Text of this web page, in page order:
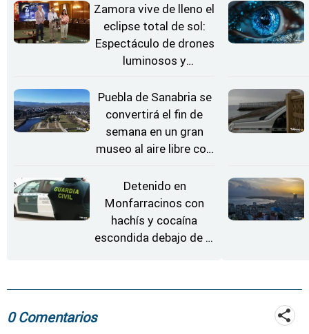
Zamora vive de lleno el
eclipse total de sol:
Espectáculo de drones
luminosos y
Estrellas
Puebla de Sanabria se
convertirá el fin de
semana en un gran
museo al aire libre con
Detenido en
Monfarracinos con
hachís y cocaína
escondida debajo de la
0 Comentarios